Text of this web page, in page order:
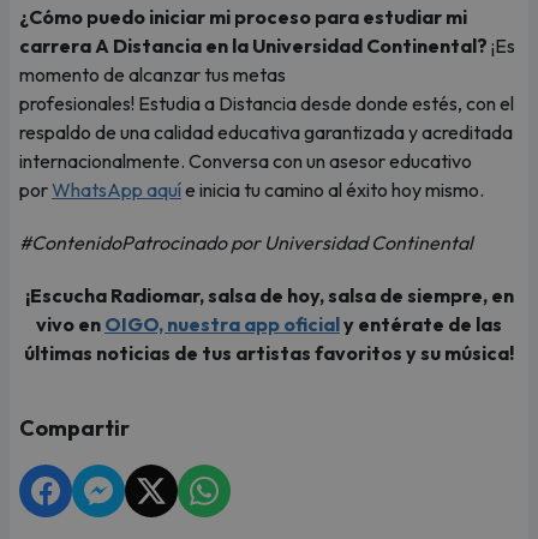
¿Cómo puedo iniciar mi proceso para estudiar mi
carrera A Distancia en la Universidad Continental? ¡Es
momento de alcanzar tus metas
profesionales! Estudia a Distancia desde donde estés, con el
respaldo de una calidad educativa garantizada y acreditada
internacionalmente. Conversa con un asesor educativo
porWhatsApp aquíe inicia tu camino al éxito hoy mismo.
#ContenidoPatrocinado por Universidad Continental
¡Escucha Radiomar, salsa de hoy, salsa de siempre, en
vivo en OIGO, nuestra app oficialy entérate de las
últimas noticias de tus artistas favoritos y su música!
Compartir